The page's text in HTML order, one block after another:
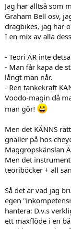
Jag har alltså som
Graham Bell osv,
dragbikes, jag har
I en mix av alla
- Teori ÄR inte
- Man får kapa de
långt man når.
- Ren tankekraft
Voodo-magin då
man gör!
Men det KÄNNS
gnäller på hos
Maggropskänslan
Men det
teoriböcker + all
Så det är vad jag
egen
hantera: D.v.s
ett maxflöde i en